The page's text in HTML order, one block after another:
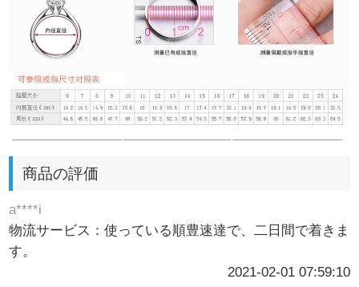
商品の評価
a****i
物流サービス：使っている順豊速達で、二日間で着きま
す。
2021-02-01 07:59:10